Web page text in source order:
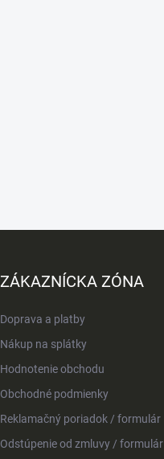
ZÁKAZNÍCKA ZÓNA
Doprava a platby
Nákup na splátky
Hodnotenie obchodu
Obchodné podmienky
Reklamačný poriadok / formulár
Odstúpenie od zmluvy / formulár